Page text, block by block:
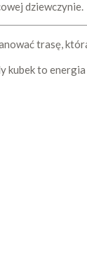
dziewczynie.
trasę,
kubek to